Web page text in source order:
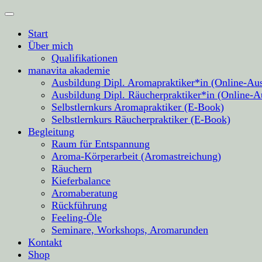
Start
Über mich
Qualifikationen
manavita akademie
Ausbildung Dipl. Aromapraktiker*in (Online-
Ausbildung Dipl. Räucherpraktiker*in (Online-
Selbstlernkurs Aromapraktiker (E-Book)
Selbstlernkurs Räucherpraktiker (E-Book)
Begleitung
Raum für Entspannung
Aroma-Körperarbeit (Aromastreichung)
Räuchern
Kieferbalance
Aromaberatung
Rückführung
Feeling-Öle
Seminare, Workshops, Aromarunden
Kontakt
Shop